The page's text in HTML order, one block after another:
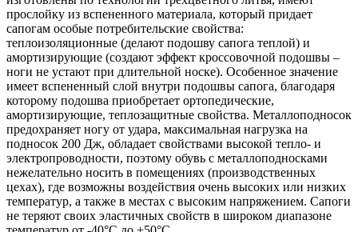
прослойку из вспененного материала, который придает
сапогам особые потребительские свойства:
теплоизоляционные (делают подошву сапога теплой) и
амортизирующие (создают эффект кроссовочной подошвы –
ноги не устают при длительной носке). Особенное значение
имеет вспененный слой внутри подошвы сапога, благодаря
которому подошва приобретает ортопедические,
амортизирующие, теплозащитные свойства. Металлоподносок
предохраняет ногу от удара, максимальная нагрузка на
подносок 200 Дж, обладает свойствами высокой тепло- и
электропроводности, поэтому обувь с металлоподносками
нежелательно носить в помещениях (производственных
цехах), где возможны воздействия очень высоких или низких
температур, а также в местах с высоким напряжением. Сапоги
не теряют своих эластичных свойств в широком диапазоне